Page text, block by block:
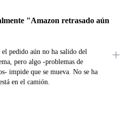
"Amazon retrasado aún
pedido aún no ha salido del
pero algo -problemas de
impide que se mueva. No se ha
en el camión.